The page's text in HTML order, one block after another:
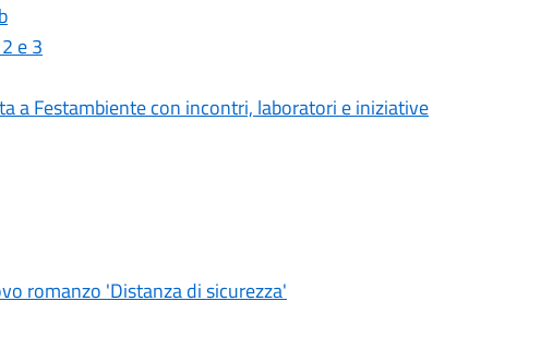
e 3
a Festambiente con incontri, laboratori e iniziative
romanzo 'Distanza di sicurezza'